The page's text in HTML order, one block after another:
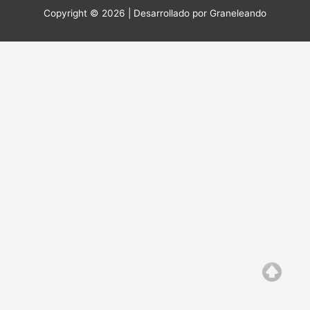
Copyright © 2026 | Desarrollado por Graneleando